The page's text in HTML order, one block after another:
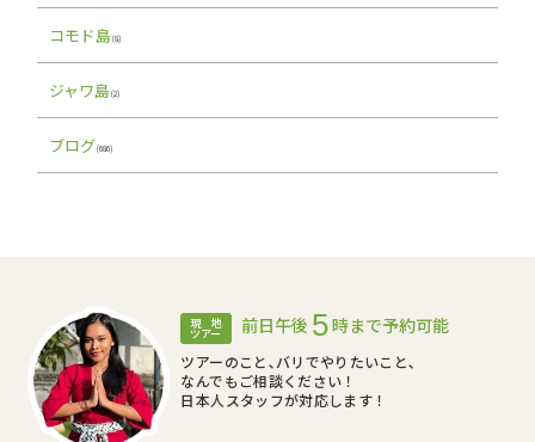
コモド島(8)
ジャワ島(2)
ブログ(686)
現 地
ツアー 前日午後 5時まで予約可能
ツアーのこと､バリでやりたいこと､
なんでもご相談ください！
日本人スタッフが対応します！